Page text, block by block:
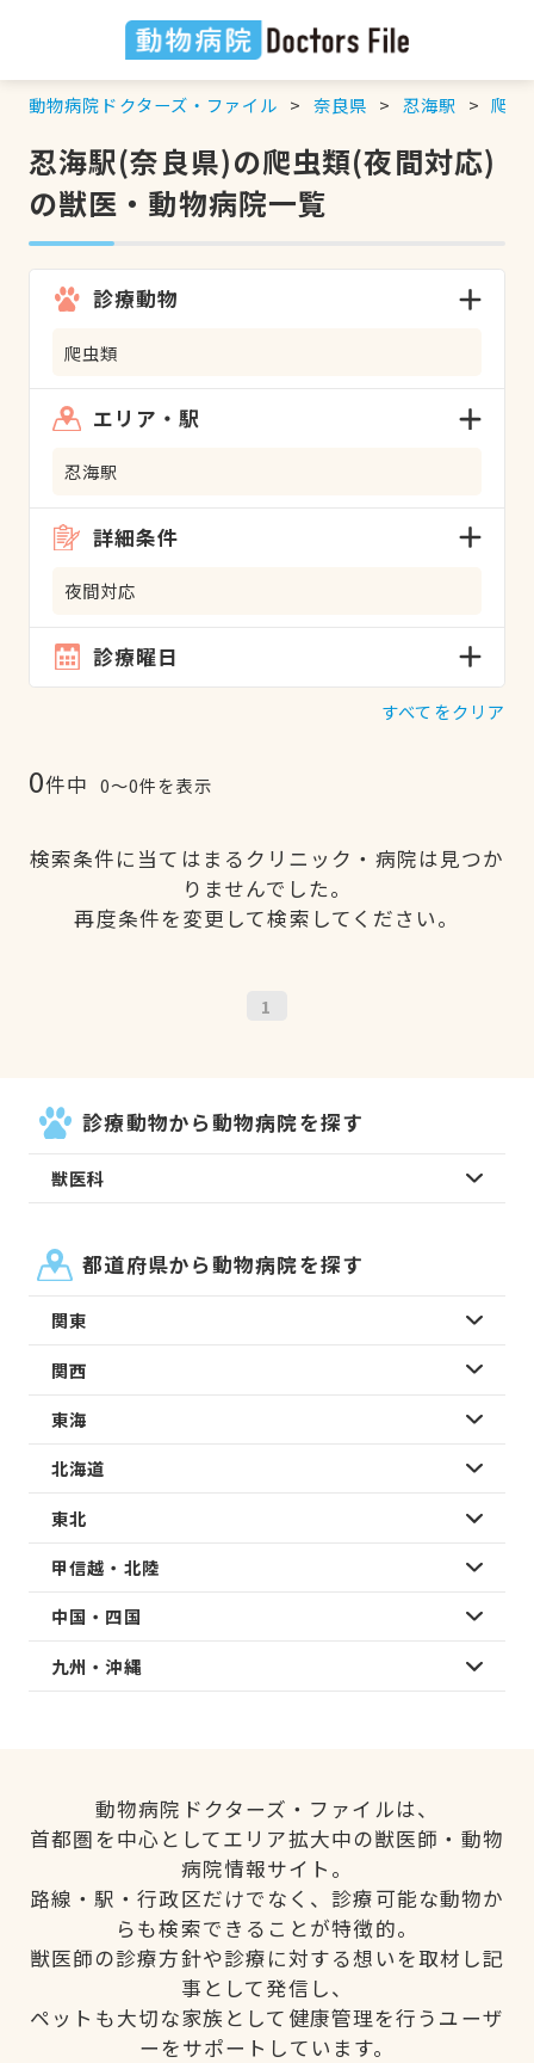
動物病院ドクターズ・ファイル 奈良県 忍海駅 爬虫
忍海駅(奈良県)の爬虫類(夜間対応)
の獣医・動物病院一覧
診療動物
爬虫類
エリア・駅
忍海駅
詳細条件
夜間対応
診療曜日
すべてをクリア
0件中 0〜0件を表示
検索条件に当てはまるクリニック・病院は見つか
りませんでした。
再度条件を変更して検索してください。
1
診療動物から動物病院を探す
獣医科
都道府県から動物病院を探す
関東
関西
東海
北海道
東北
甲信越・北陸
中国・四国
九州・沖縄
動物病院ドクターズ・ファイルは、
首都圏を中心としてエリア拡大中の獣医師・動物
病院情報サイト。
路線・駅・行政区だけでなく、診療可能な動物か
らも検索できることが特徴的。
獣医師の診療方針や診療に対する想いを取材し記
事として発信し、
ペットも大切な家族として健康管理を行うユーザ
ーをサポートしています。